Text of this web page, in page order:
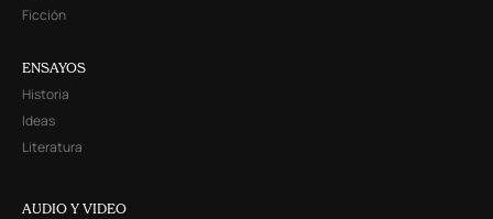
Ficción
ENSAYOS
Historia
Ideas
Literatura
AUDIO Y VIDEO